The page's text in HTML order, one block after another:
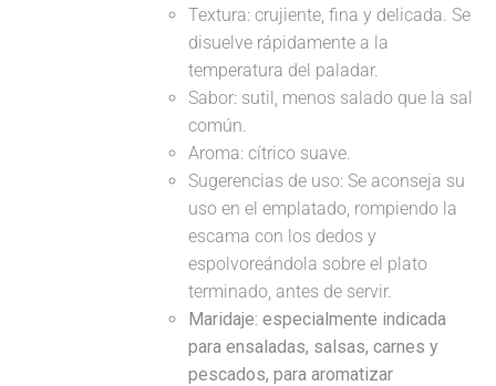
Textura: crujiente, fina y delicada. Se
disuelve rápidamente a la
temperatura del paladar.
Sabor: sutil, menos salado que la sal
común.
Aroma: cítrico suave.
Sugerencias de uso: Se aconseja su
uso en el emplatado, rompiendo la
escama con los dedos y
espolvoreándola sobre el plato
terminado, antes de servir.
Maridaje: especialmente indicada
para ensaladas, salsas, carnes y
pescados, para aromatizar